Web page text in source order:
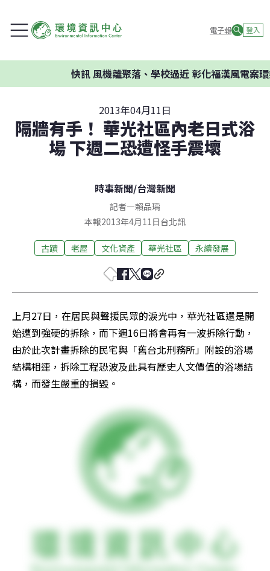
電子報 登入
風機離聚落、學校過近 彰化福漢風電案環委建
2013年04月11日
隔牆有手！ 華光社區內老日式浴
場 下週二恐遭怪手震壞
時事新聞/台灣新聞
記者—賴品瑀
本報2013年4月11日台北訊
古蹟 老屋 文化資產 華光社區 永續發展
上月27日，在居民與聲援民眾的淚光中，華光社區還是開
始遭到強硬的拆除，而下週16日將會再有一波拆除行動，
由於此次計畫拆除的民宅與「舊台北刑務所」附設的浴場
結構相連，拆除工程恐波及此具有歷史人文價值的浴場結
構，而發生嚴重的損毀。